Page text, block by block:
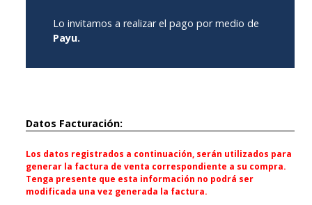
Lo invitamos a realizar el pago por medio de
Payu.
Datos Facturación:
Los datos registrados a continuación, serán utilizados para
generar la factura de venta correspondiente a su compra.
Tenga presente que esta información no podrá ser
modificada una vez generada la factura.